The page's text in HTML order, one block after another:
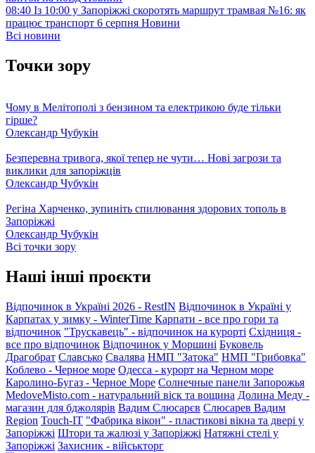
08:40 Із 10:00 у Запоріжжі скоротять маршрут трамвая №16: як
працює транспорт 6 серпня Новини
Всі новини
Точки зору
Чому в Мелітополі з бензином та електрикою буде тільки
гірше?
Олександр Чубукін
Безперевна тривога, якої тепер не чути… Нові загрози та
виклики для запоріжців
Олександр Чубукін
Регіна Харченко, зупиніть спилювання здорових тополь в
Запоріжжі
Олександр Чубукін
Всі точки зору
Наші інші проєкти
Відпочинок в Україні 2026 - RestIN Відпочинок в Україні у
Карпатах у зимку - WinterTime Карпати - все про гори та
відпочинок "Трускавець" - відпочинок на курорті Східниця -
все про відпочинок Відпочинок у Моршині Буковель
Драгобрат Славсько Свалява НМП "Затока" НМП "Грибовка"
Коблево - Черное море Одесса - курорт на Черном море
Каролино-Бугаз - Черное Море Солнечные панели Запорожья
MedoveMisto.com - натуральний віск та вощина Долина Меду -
магазин для бджолярів Вадим Слюсарєв Слюсарев Вадим
Region Touch-IT "Фабрика вікон" - пластикові вікна та двері у
Запоріжжі Штори та жалюзі у Запоріжжі Натяжні стелі у
Запоріжжі Захисник - військторг